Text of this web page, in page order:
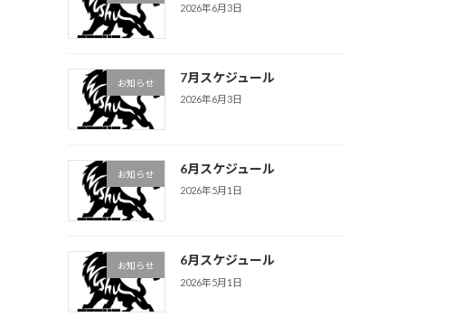
2026年6月3日
お知らせ 7月スケジュール
2026年6月3日
お知らせ 6月スケジュール
2026年5月1日
お知らせ 6月スケジュール
2026年5月1日